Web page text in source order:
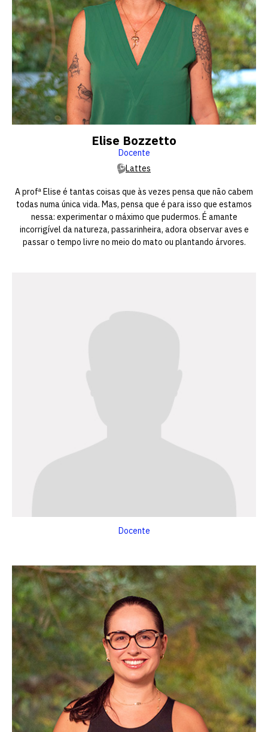
Elise Bozzetto
Docente
Lattes
A profª Elise é tantas coisas que às vezes pensa que não cabem
todas numa única vida. Mas, pensa que é para isso que estamos
nessa: experimentar o máximo que pudermos. É amante
incorrigível da natureza, passarinheira, adora observar aves e
passar o tempo livre no meio do mato ou plantando árvores.
Docente